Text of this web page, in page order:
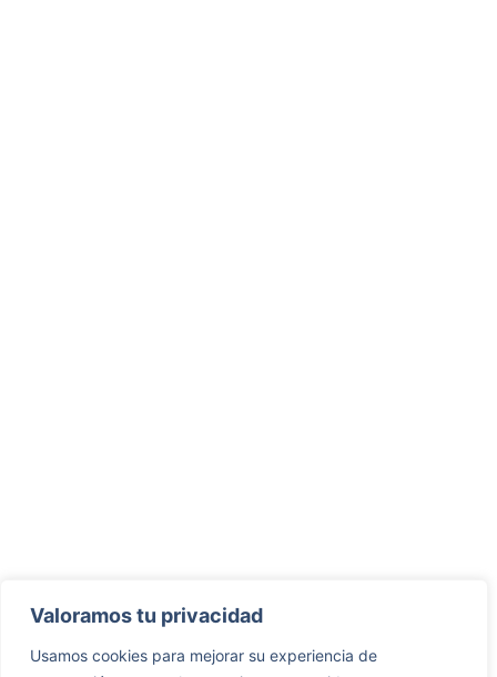
Valoramos tu privacidad
Usamos cookies para mejorar su experiencia de